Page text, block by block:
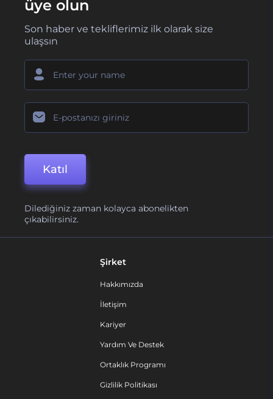
üye olun
Son haber ve tekliflerimiz ilk olarak size
ulaşsın
Katıl
Dilediğiniz zaman kolayca abonelikten
çıkabilirsiniz.
Şirket
Hakkımızda
İletişim
Kariyer
Yardım Ve Destek
Ortaklık Programı
Gizlilik Politikası